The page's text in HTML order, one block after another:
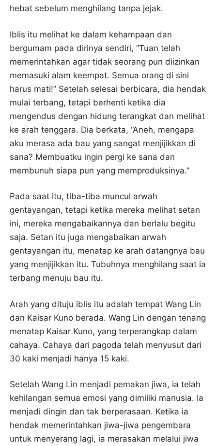
hebat sebelum menghilang tanpa jejak.
Iblis itu melihat ke dalam kehampaan dan
bergumam pada dirinya sendiri, “Tuan telah
memerintahkan agar tidak seorang pun diizinkan
memasuki alam keempat. Semua orang di sini
harus mati!” Setelah selesai berbicara, dia hendak
mulai terbang, tetapi berhenti ketika dia
mengendus dengan hidung terangkat dan melihat
ke arah tenggara. Dia berkata, “Aneh, mengapa
aku merasa ada bau yang sangat menjijikkan di
sana? Membuatku ingin pergi ke sana dan
membunuh siapa pun yang memproduksinya.”
Pada saat itu, tiba-tiba muncul arwah
gentayangan, tetapi ketika mereka melihat setan
ini, mereka mengabaikannya dan berlalu begitu
saja. Setan itu juga mengabaikan arwah
gentayangan itu, menatap ke arah datangnya bau
yang menjijikkan itu. Tubuhnya menghilang saat ia
terbang menuju bau itu.
Arah yang dituju iblis itu adalah tempat Wang Lin
dan Kaisar Kuno berada. Wang Lin dengan tenang
menatap Kaisar Kuno, yang terperangkap dalam
cahaya. Cahaya dari pagoda telah menyusut dari
30 kaki menjadi hanya 15 kaki.
Setelah Wang Lin menjadi pemakan jiwa, ia telah
kehilangan semua emosi yang dimiliki manusia. Ia
menjadi dingin dan tak berperasaan. Ketika ia
hendak memerintahkan jiwa-jiwa pengembara
untuk menyerang lagi, ia merasakan melalui jiwa